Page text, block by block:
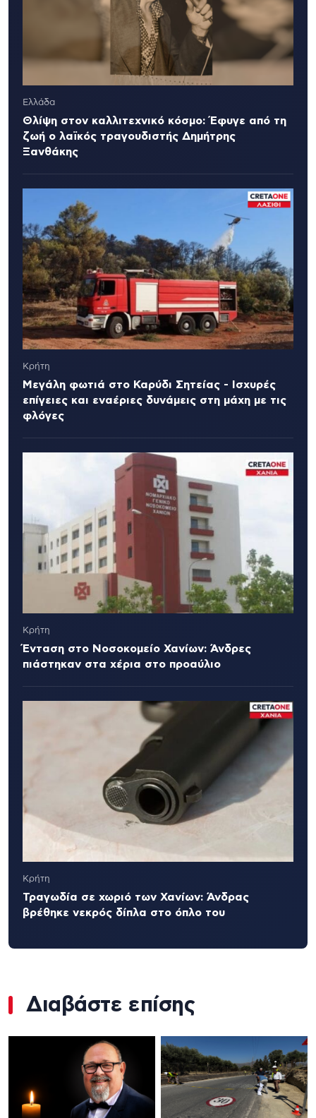
Ελλάδα
Θλίψη στον καλλιτεχνικό κόσμο: Έφυγε από τη
ζωή ο λαϊκός τραγουδιστής Δημήτρης
Ξανθάκης
Κρήτη
Μεγάλη φωτιά στο Καρύδι Σητείας - Ισχυρές
επίγειες και εναέριες δυνάμεις στη μάχη με τις
φλόγες
Κρήτη
Ένταση στο Νοσοκομείο Χανίων: Άνδρες
πιάστηκαν στα χέρια στο προαύλιο
Κρήτη
Τραγωδία σε χωριό των Χανίων: Άνδρας
βρέθηκε νεκρός δίπλα στο όπλο του
Διαβάστε επίσης